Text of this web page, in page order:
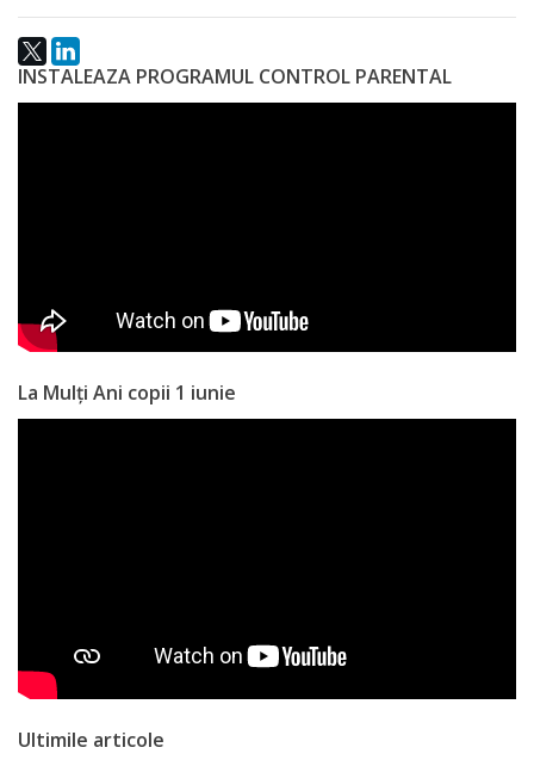
INSTALEAZA PROGRAMUL CONTROL PARENTAL
La Mulți Ani copii 1 iunie
Ultimile articole